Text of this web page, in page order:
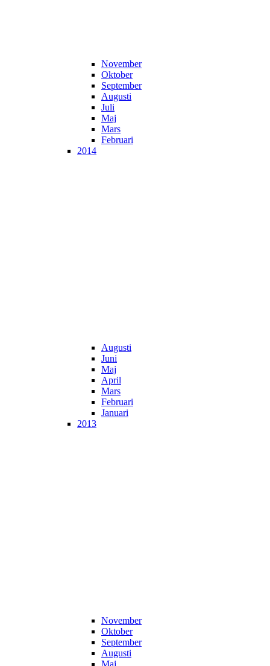
November
Oktober
September
Augusti
Juli
Maj
Mars
Februari
2014
Augusti
Juni
Maj
April
Mars
Februari
Januari
2013
November
Oktober
September
Augusti
Maj